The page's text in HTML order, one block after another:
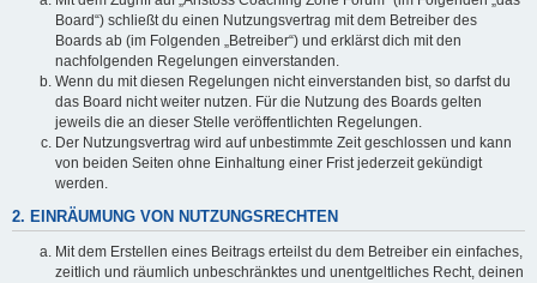
Board“) schließt du einen Nutzungsvertrag mit dem Betreiber des
Boards ab (im Folgenden „Betreiber“) und erklärst dich mit den
nachfolgenden Regelungen einverstanden.
Wenn du mit diesen Regelungen nicht einverstanden bist, so darfst du
das Board nicht weiter nutzen. Für die Nutzung des Boards gelten
jeweils die an dieser Stelle veröffentlichten Regelungen.
Der Nutzungsvertrag wird auf unbestimmte Zeit geschlossen und kann
von beiden Seiten ohne Einhaltung einer Frist jederzeit gekündigt
werden.
2. EINRÄUMUNG VON NUTZUNGSRECHTEN
Mit dem Erstellen eines Beitrags erteilst du dem Betreiber ein einfaches,
zeitlich und räumlich unbeschränktes und unentgeltliches Recht, deinen